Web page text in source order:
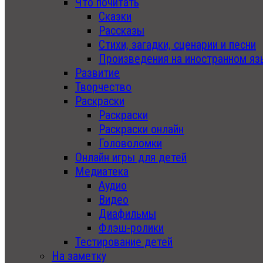
Сказки
Рассказы
Стихи, загадки, сценарии и песни
Произведения на иностранном
Развитие
Творчество
Раскраски
Раскраски
Раскраски онлайн
Головоломки
Онлайн игры для детей
Медиатека
Аудио
Видео
Диафильмы
Флэш-ролики
Тестирование детей
На заметку